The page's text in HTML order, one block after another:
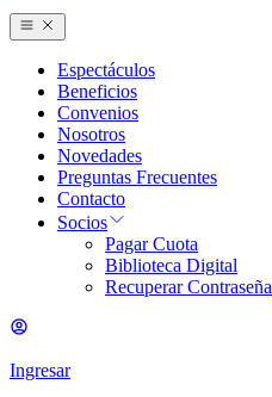
Espectáculos
Beneficios
Convenios
Nosotros
Novedades
Preguntas Frecuentes
Contacto
Socios
Pagar Cuota
Biblioteca Digital
Recuperar Contraseña
Ingresar